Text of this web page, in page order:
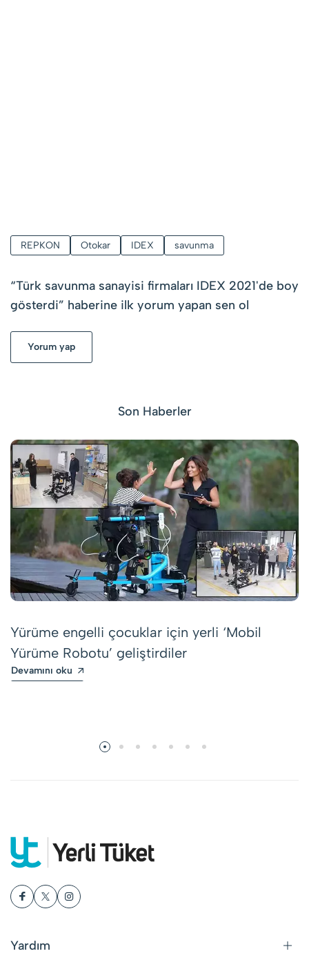
REPKON Otokar IDEX savunma
“Türk savunma sanayisi firmaları IDEX 2021'de boy
gösterdi” haberine ilk yorum yapan sen ol
Yorum yap
Son Haberler
Yürüme engelli çocuklar için yerli ‘Mobil
Yürüme Robotu’ geliştirdiler
Devamını oku
Yardım